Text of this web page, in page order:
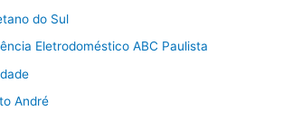
do Sul
Eletrodoméstico ABC Paulista
André